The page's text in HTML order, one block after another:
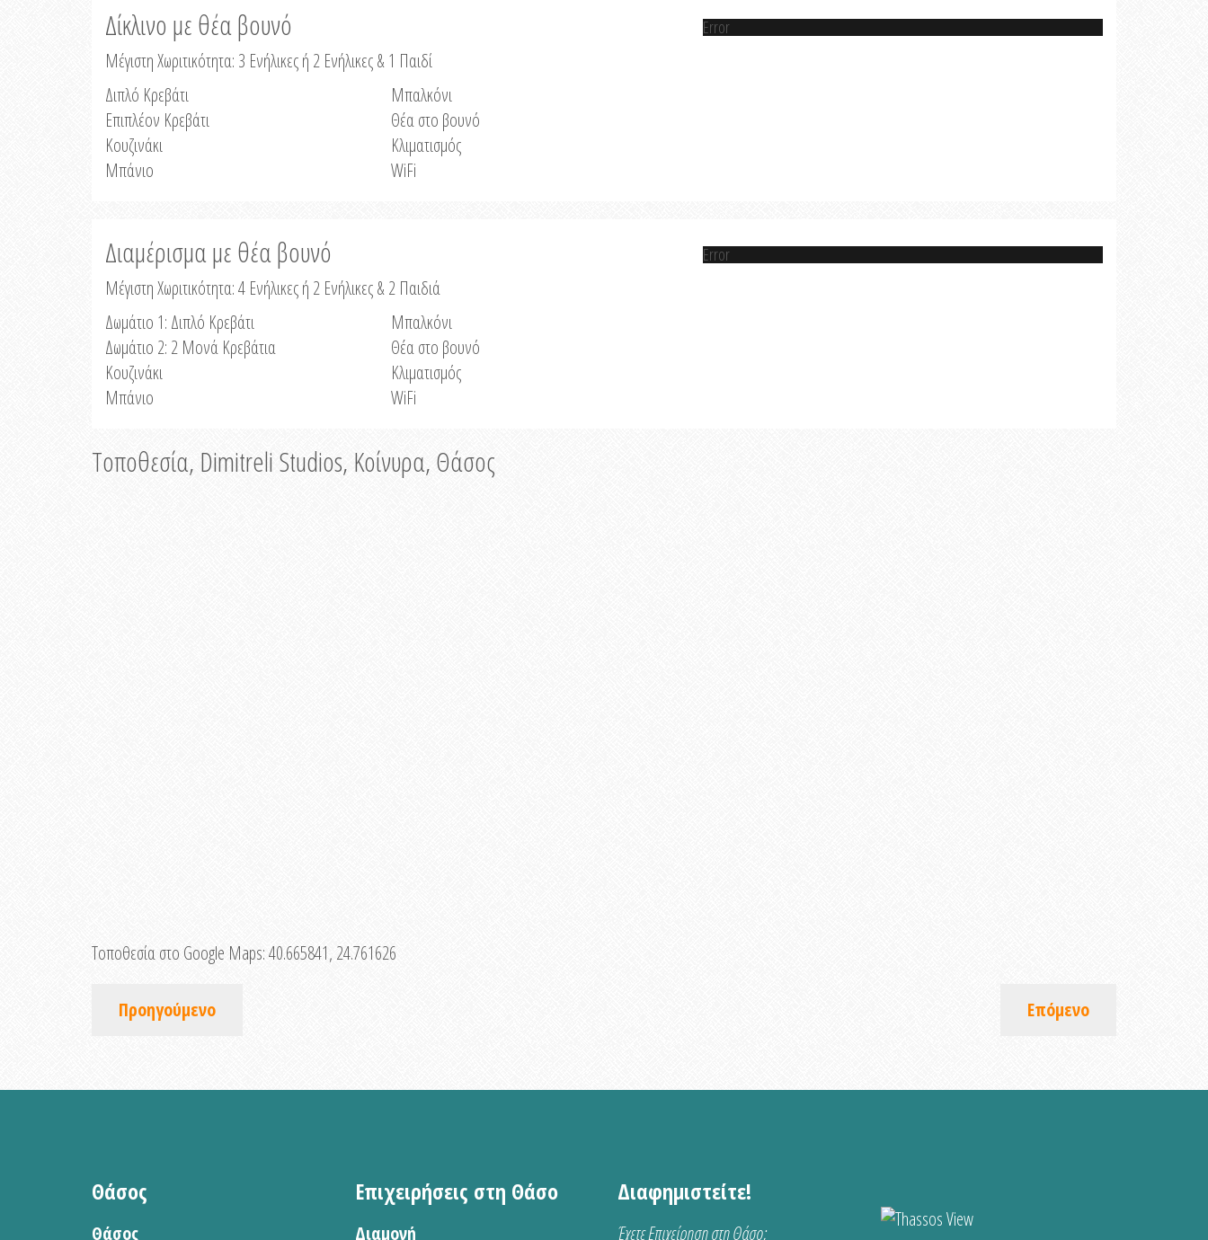
Δίκλινο με θέα βουνό
Μέγιστη Χωριτικότητα: 3 Ενήλικες ή 2 Ενήλικες & 1 Παιδί
Διπλό Κρεβάτι
Επιπλέον Κρεβάτι
Κουζινάκι
Μπάνιο
Μπαλκόνι
Θέα στο βουνό
Κλιματισμός
WiFi
Error
Διαμέρισμα με θέα βουνό
Μέγιστη Χωριτικότητα: 4 Ενήλικες ή 2 Ενήλικες & 2 Παιδιά
Δωμάτιο 1: Διπλό Κρεβάτι
Δωμάτιο 2: 2 Μονά Κρεβάτια
Κουζινάκι
Μπάνιο
Μπαλκόνι
Θέα στο βουνό
Κλιματισμός
WiFi
Error
Τοποθεσία, Dimitreli Studios, Κοίνυρα, Θάσος
Τοποθεσία στο Google Maps:40.665841, 24.761626
Προηγούμενο Επόμενο
Θάσος
Θάσος
Επιχειρήσεις στη Θάσο
Διαμονή
Διαφημιστείτε!
Έχετε Επιχείρηση στη Θάσο;